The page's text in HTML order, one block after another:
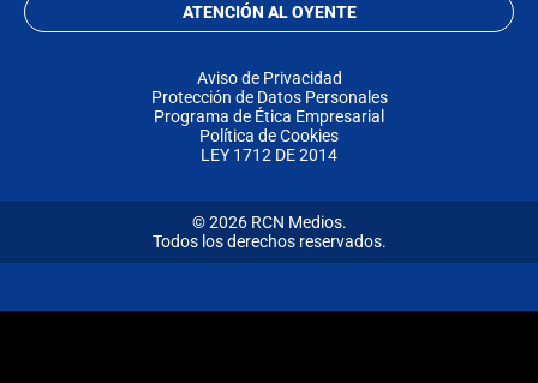
ATENCIÓN AL OYENTE
Aviso de Privacidad
Protección de Datos Personales
Programa de Ética Empresarial
Política de Cookies
LEY 1712 DE 2014
© 2026 RCN Medios.
Todos los derechos reservados.